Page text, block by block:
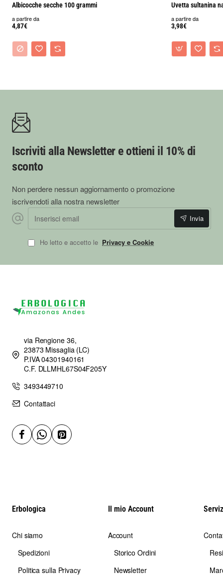
Albicocche secche 100 grammi
a partire da
4,87€
Uvetta sultanina
a partire da
3,98€
Iscriviti alla Newsletter e ottieni il 10% di
sconto
Non perdere nessun aggiornamento o promozione
iscrivendoti alla nostra newsletter
Inserisci email
Invia
Ho letto e accetto le Privacy e Cookie
via Rengione 36,
23873 Missaglia (LC)
P.IVA 04301940161
C.F. DLLMHL67S04F205Y
3493449710
Contattaci
Erbologica
Chi siamo
Spedizioni
Politica sulla Privacy
Il mio Account
Account
Storico Ordini
Newsletter